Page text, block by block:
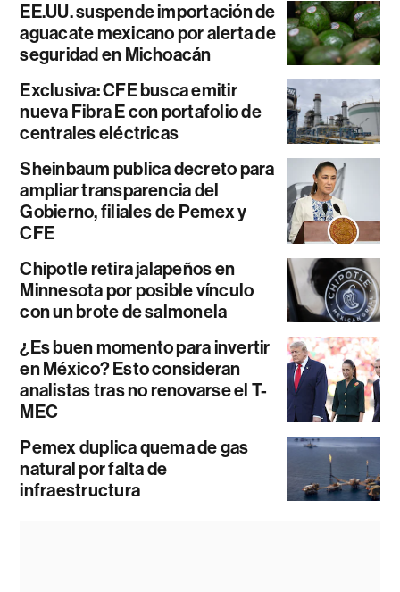
EE.UU. suspende importación de
aguacate mexicano por alerta de
seguridad en Michoacán
Exclusiva: CFE busca emitir
nueva Fibra E con portafolio de
centrales eléctricas
Sheinbaum publica decreto para
ampliar transparencia del
Gobierno, filiales de Pemex y
CFE
Chipotle retira jalapeños en
Minnesota por posible vínculo
con un brote de salmonela
¿Es buen momento para invertir
en México? Esto consideran
analistas tras no renovarse el T-
MEC
Pemex duplica quema de gas
natural por falta de
infraestructura